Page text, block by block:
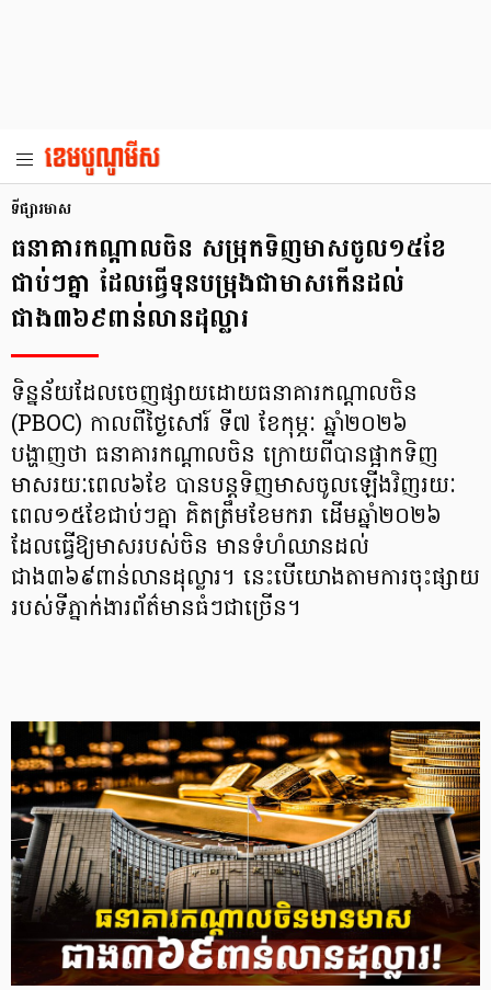
ទីផ្សារមាស
ធនាគារកណ្តាលចិន សម្រុកទិញមាសចូល១៥ខែ
ជាប់ៗគ្នា ដែលធ្វើទុនបម្រុងជាមាសកើនដល់
ជាង៣៦៩ពាន់លានដុល្លារ
ទិន្នន័យដែលចេញផ្សាយដោយធនាគារកណ្តាលចិន
(PBOC) កាលពីថ្ងៃសៅរ៍ ទី៧ ខែកុម្ភៈ ឆ្នាំ២០២៦
បង្ហាញថា ធនាគារកណ្តាលចិន ក្រោយពីបានផ្អាកទិញ
មាសរយៈពេល៦ខែ បានបន្តទិញមាសចូលឡើងវិញរយៈ
ពេល១៥ខែជាប់ៗគ្នា គិតត្រឹមខែមករា ដើមឆ្នាំ២០២៦
ដែលធ្វើឱ្យមាសរបស់ចិន មានទំហំឈានដល់
ជាង៣៦៩ពាន់លានដុល្លារ។ នេះបើយោងតាមការចុះផ្សាយ
របស់ទីភ្នាក់ងារព័ត៌មានធំៗជាច្រើន។